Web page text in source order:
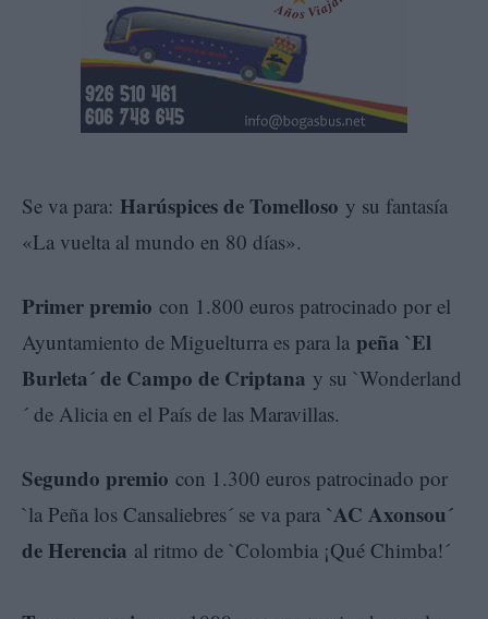
Se va para: Harúspices de Tomelloso y su fantasía
«La vuelta al mundo en 80 días».
Primer premio con 1.800 euros patrocinado por el
Ayuntamiento de Miguelturra es para la peña `El
Burleta´ de Campo de Criptana y su `Wonderland
´ de Alicia en el País de las Maravillas.
Segundo premio con 1.300 euros patrocinado por
`la Peña los Cansaliebres´ se va para `AC Axonsou´
de Herencia al ritmo de `Colombia ¡Qué Chimba!´